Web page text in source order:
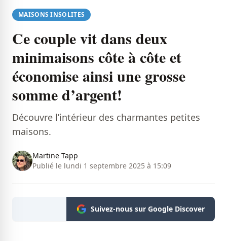
MAISONS INSOLITES
Ce couple vit dans deux
minimaisons côte à côte et
économise ainsi une grosse
somme d’argent!
Découvre l’intérieur des charmantes petites
maisons.
Martine Tapp
Publié le lundi 1 septembre 2025 à 15:09
Suivez-nous sur Google Discover